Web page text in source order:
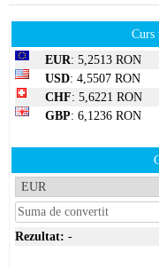
Curs
EUR: 5,2513 RON
USD: 4,5507 RON
CHF: 5,6221 RON
GBP: 6,1236 RON
Rezultat: -